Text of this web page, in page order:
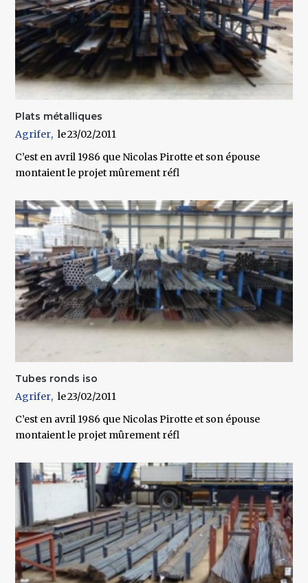
Plats métalliques
Agrifer
23/02/2011
C’est en avril 1986 que Nicolas Pirotte et son épouse
montaient le projet mûrement réfl
Tubes ronds iso
Agrifer
23/02/2011
C’est en avril 1986 que Nicolas Pirotte et son épouse
montaient le projet mûrement réfl